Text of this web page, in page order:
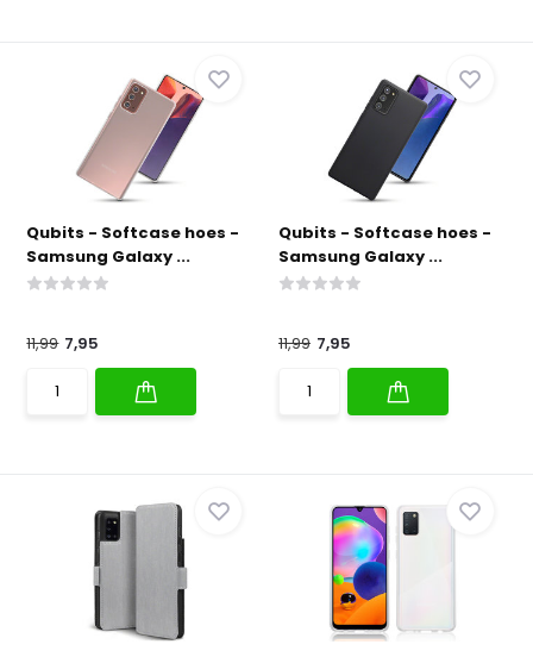
Qubits - Softcase hoes -
Samsung Galaxy ...
11,99 7,95
Qubits - Softcase hoes -
Samsung Galaxy ...
11,99 7,95